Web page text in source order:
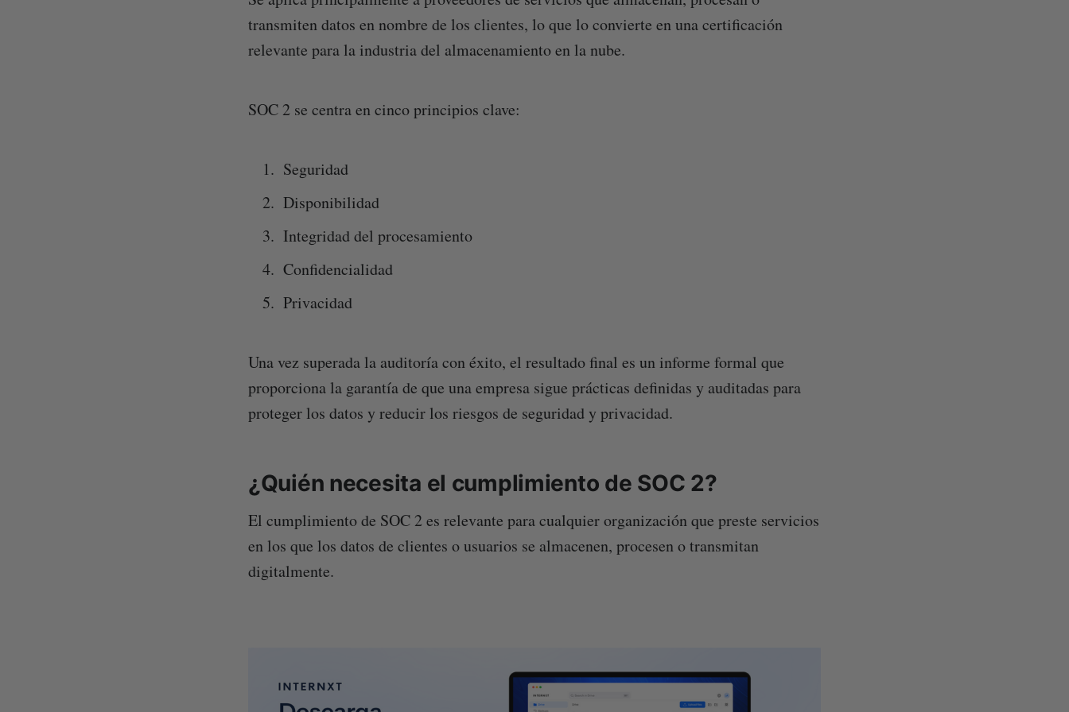
transmiten datos en nombre de los clientes, lo que lo convierte en una certificación
relevante para la industria del almacenamiento en la nube.
SOC 2 se centra en cinco principios clave:
Seguridad
Disponibilidad
Integridad del procesamiento
Confidencialidad
Privacidad
Una vez superada la auditoría con éxito, el resultado final es un informe formal que
proporciona la garantía de que una empresa sigue prácticas definidas y auditadas para
proteger los datos y reducir los riesgos de seguridad y privacidad.
¿Quién necesita el cumplimiento de SOC 2?
El cumplimiento de SOC 2 es relevante para cualquier organización que preste servicios
en los que los datos de clientes o usuarios se almacenen, procesen o transmitan
digitalmente.